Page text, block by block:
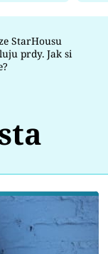
StarHousu
prdy. Jak si